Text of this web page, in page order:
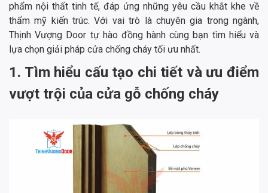
phẩm nội thất tinh tế, đáp ứng những yêu cầu khắt khe về
thẩm mỹ kiến trúc. Với vai trò là chuyên gia trong ngành,
Thịnh Vượng Door tự hào đồng hành cùng bạn tìm hiểu và
lựa chọn giải pháp cửa chống cháy tối ưu nhất.
1. Tìm hiểu cấu tạo chi tiết và ưu điểm
vượt trội của cửa gỗ chống cháy